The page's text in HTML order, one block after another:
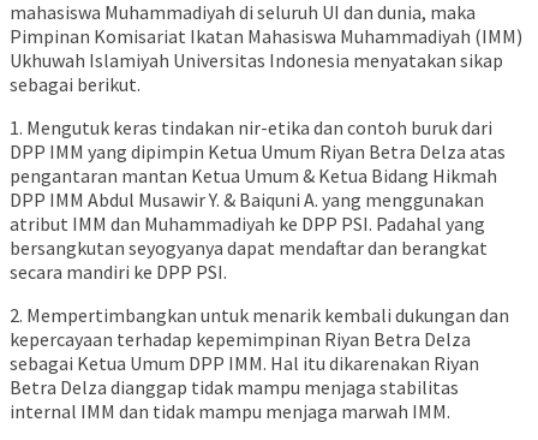
mahasiswa Muhammadiyah di seluruh UI dan dunia, maka
Pimpinan Komisariat Ikatan Mahasiswa Muhammadiyah (IMM)
Ukhuwah Islamiyah Universitas Indonesia menyatakan sikap
sebagai berikut.
1. Mengutuk keras tindakan nir-etika dan contoh buruk dari
DPP IMM yang dipimpin Ketua Umum Riyan Betra Delza atas
pengantaran mantan Ketua Umum & Ketua Bidang Hikmah
DPP IMM Abdul Musawir Y. & Baiquni A. yang menggunakan
atribut IMM dan Muhammadiyah ke DPP PSI. Padahal yang
bersangkutan seyogyanya dapat mendaftar dan berangkat
secara mandiri ke DPP PSI.
2. Mempertimbangkan untuk menarik kembali dukungan dan
kepercayaan terhadap kepemimpinan Riyan Betra Delza
sebagai Ketua Umum DPP IMM. Hal itu dikarenakan Riyan
Betra Delza dianggap tidak mampu menjaga stabilitas
internal IMM dan tidak mampu menjaga marwah IMM.